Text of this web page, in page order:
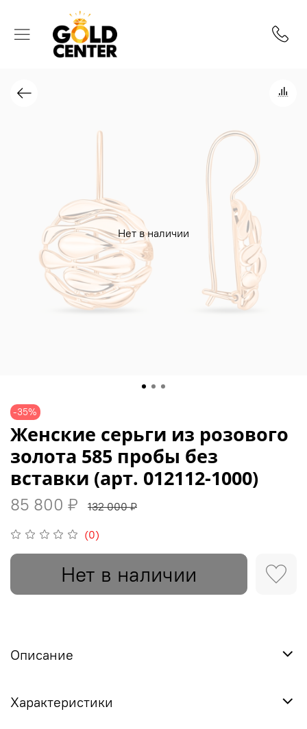
Нет в наличии
-35%
(0)
Женские серьги из розового
золота 585 пробы без
вставки (арт. 012112-1000)
85 800 ₽ 132 000 ₽
Нет в наличии
Описание
Характеристики